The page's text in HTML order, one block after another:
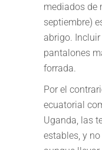
mediados de
septiembre)
abrigo. Incluir
pantalones
forrada.
Por el
ecuatorial
Uganda, las
estables, y